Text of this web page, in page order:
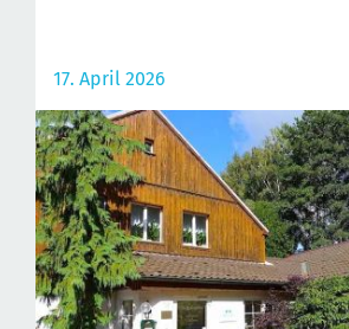
17. April 2026